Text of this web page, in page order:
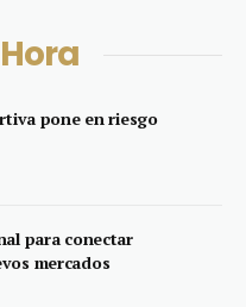
pone en riesgo
para conectar
mercados